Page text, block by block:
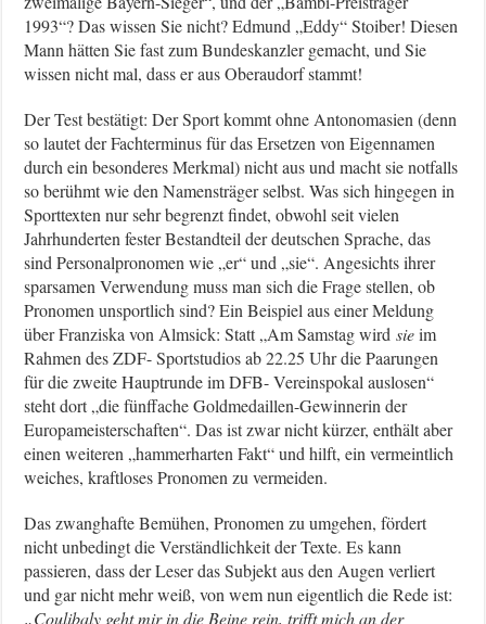
1993“? Das wissen Sie nicht? Edmund „Eddy“ Stoiber! Diesen
Mann hätten Sie fast zum Bundeskanzler gemacht, und Sie
wissen nicht mal, dass er aus Oberaudorf stammt!
Der Test bestätigt: Der Sport kommt ohne Antonomasien (denn
so lautet der Fachterminus für das Ersetzen von Eigennamen
durch ein besonderes Merkmal) nicht aus und macht sie notfalls
so berühmt wie den Namensträger selbst. Was sich hingegen in
Sporttexten nur sehr begrenzt findet, obwohl seit vielen
Jahrhunderten fester Bestandteil der deutschen Sprache, das
sind Personalpronomen wie „er“ und „sie“. Angesichts ihrer
sparsamen Verwendung muss man sich die Frage stellen, ob
Pronomen unsportlich sind? Ein Beispiel aus einer Meldung
über Franziska von Almsick: Statt „Am Samstag wirdsieim
Rahmen des ZDF- Sportstudios ab 22.25 Uhr die Paarungen
für die zweite Hauptrunde im DFB- Vereinspokal auslosen“
steht dort „die fünffache Goldmedaillen-Gewinnerin der
Europameisterschaften“. Das ist zwar nicht kürzer, enthält aber
einen weiteren „hammerharten Fakt“ und hilft, ein vermeintlich
weiches, kraftloses Pronomen zu vermeiden.
Das zwanghafte Bemühen, Pronomen zu umgehen, fördert
nicht unbedingt die Verständlichkeit der Texte. Es kann
passieren, dass der Leser das Subjekt aus den Augen verliert
und gar nicht mehr weiß, von wem nun eigentlich die Rede ist:
„Coulibaly geht mir in die Beine rein, trifft mich an der